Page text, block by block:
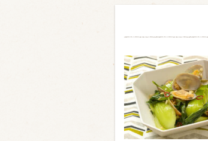
肉
卵・乳製品
お米・麺
類・穀物
ビール